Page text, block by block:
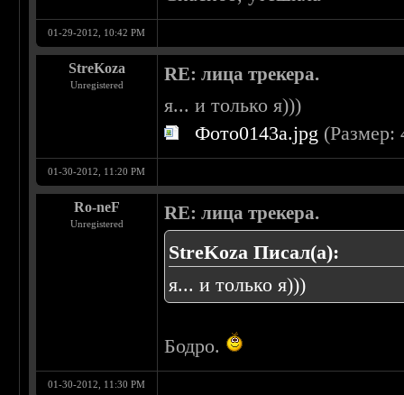
01-29-2012, 10:42 PM
StreKoza
Unregistered
RE: лица трекера.
я... и только я)))
Фото0143a.jpg (Размер:
01-30-2012, 11:20 PM
Ro-neF
Unregistered
RE: лица трекера.
StreKoza Писал(а):
я... и только я)))
Бодро.
01-30-2012, 11:30 PM